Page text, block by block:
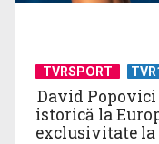
TVRSPORT
David
istorică la
exclusivitate la